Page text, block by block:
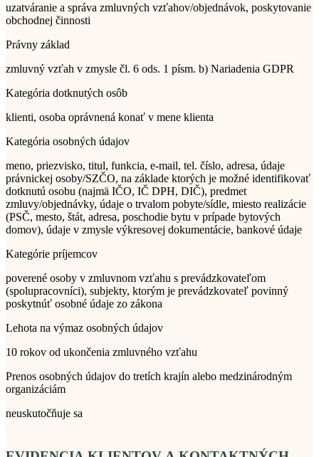
uzatváranie a správa zmluvných vzťahov/objednávok, poskytovanie
obchodnej činnosti
Právny základ
zmluvný vzťah v zmysle čl. 6 ods. 1 písm. b) Nariadenia GDPR
Kategória dotknutých osôb
klienti, osoba oprávnená konať v mene klienta
Kategória osobných údajov
meno, priezvisko, titul, funkcia, e-mail, tel. číslo, adresa, údaje
právnickej osoby/SZČO, na základe ktorých je možné identifikovať
dotknutú osobu (najmä IČO, IČ DPH, DIČ), predmet
zmluvy/objednávky, údaje o trvalom pobyte/sídle, miesto realizácie
(PSČ, mesto, štát, adresa, poschodie bytu v prípade bytových
domov), údaje v zmysle výkresovej dokumentácie, bankové údaje
Kategórie príjemcov
poverené osoby v zmluvnom vzťahu s prevádzkovateľom
(spolupracovníci), subjekty, ktorým je prevádzkovateľ povinný
poskytnúť osobné údaje zo zákona
Lehota na výmaz osobných údajov
10 rokov od ukončenia zmluvného vzťahu
Prenos osobných údajov do tretích krajín alebo medzinárodným
organizáciám
neuskutočňuje sa